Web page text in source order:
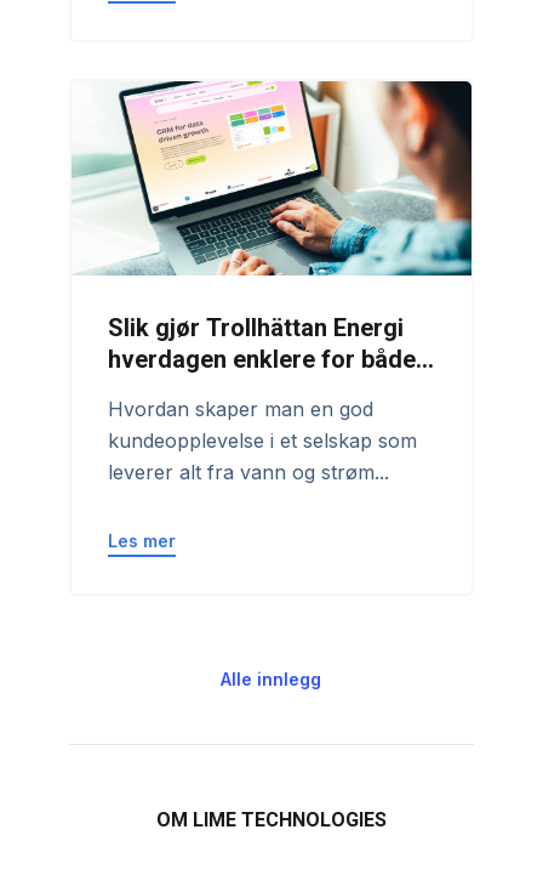
Slik gjør Trollhättan Energi
hverdagen enklere for både
Hvordan skaper man en god
kundeopplevelse i et selskap som
leverer alt fra vann og strøm...
Les mer
Alle innlegg
OM LIME TECHNOLOGIES